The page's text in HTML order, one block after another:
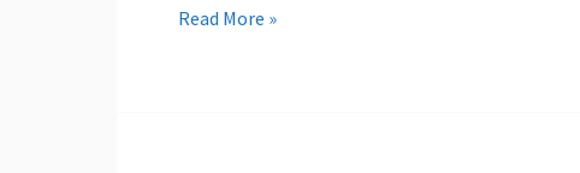
Zdawalność
Read More »